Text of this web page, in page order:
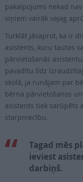
pakalpojums nekad
viņiem vairāk vajag
Turklāt jāsaprot, ka ir
asistents, kuru tautas
pārvietošanās
pavadītu līdz
skolā, ja runājam par
bērna pārvietošanos
asistents tiek sarūpēts
starpniecību.
Tagad mēs
ieviest
darbiņš.